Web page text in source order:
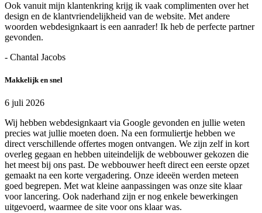
Ook vanuit mijn klantenkring krijg ik vaak complimenten over het
design en de klantvriendelijkheid van de website. Met andere
woorden webdesignkaart is een aanrader! Ik heb de perfecte partner
gevonden.
- Chantal Jacobs
Makkelijk en snel
6 juli 2026
Wij hebben webdesignkaart via Google gevonden en jullie weten
precies wat jullie moeten doen. Na een formuliertje hebben we
direct verschillende offertes mogen ontvangen. We zijn zelf in kort
overleg gegaan en hebben uiteindelijk de webbouwer gekozen die
het meest bij ons past. De webbouwer heeft direct een eerste opzet
gemaakt na een korte vergadering. Onze ideeën werden meteen
goed begrepen. Met wat kleine aanpassingen was onze site klaar
voor lancering. Ook naderhand zijn er nog enkele bewerkingen
uitgevoerd, waarmee de site voor ons klaar was.